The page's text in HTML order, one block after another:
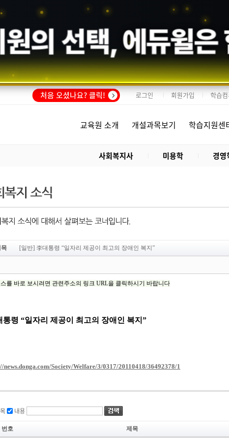
원의 선택,에듀윌은
처음 오셨나요? 클릭! 로그인 회원가입 학습
교육원 소개 개설과목보기 학습지원센
사회복지사 미용학 경영
[일반] 李대통령 “일자리 제공이 최고의 장애인 복지”
내용
번호 제목